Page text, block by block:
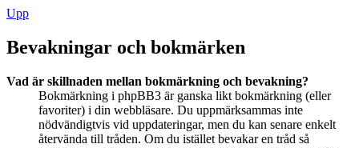
Upp
Bevakningar och bokmärken
Vad är skillnaden mellan bokmärkning och bevakning?
Bokmärkning i phpBB3 är ganska likt bokmärkning (eller
favoriter) i din webbläsare. Du uppmärksammas inte
nödvändigtvis vid uppdateringar, men du kan senare enkelt
återvända till tråden. Om du istället bevakar en tråd så